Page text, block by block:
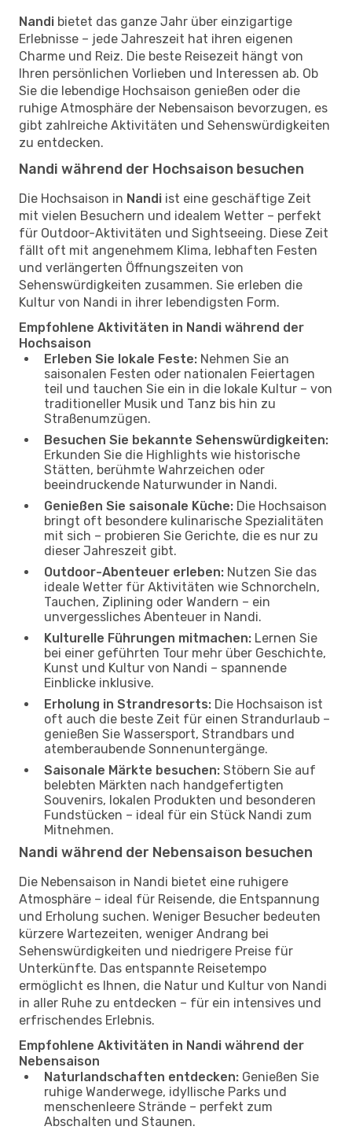
Nandi bietet das ganze Jahr über einzigartige
Erlebnisse – jede Jahreszeit hat ihren eigenen
Charme und Reiz. Die beste Reisezeit hängt von
Ihren persönlichen Vorlieben und Interessen ab. Ob
Sie die lebendige Hochsaison genießen oder die
ruhige Atmosphäre der Nebensaison bevorzugen, es
gibt zahlreiche Aktivitäten und Sehenswürdigkeiten
zu entdecken.
Nandi während der Hochsaison besuchen
Die Hochsaison in Nandi ist eine geschäftige Zeit
mit vielen Besuchern und idealem Wetter – perfekt
für Outdoor-Aktivitäten und Sightseeing. Diese Zeit
fällt oft mit angenehmem Klima, lebhaften Festen
und verlängerten Öffnungszeiten von
Sehenswürdigkeiten zusammen. Sie erleben die
Kultur von Nandi in ihrer lebendigsten Form.
Empfohlene Aktivitäten in Nandi während der
Hochsaison
Erleben Sie lokale Feste: Nehmen Sie an
saisonalen Festen oder nationalen Feiertagen
teil und tauchen Sie ein in die lokale Kultur – von
traditioneller Musik und Tanz bis hin zu
Straßenumzügen.
Besuchen Sie bekannte Sehenswürdigkeiten:
Erkunden Sie die Highlights wie historische
Stätten, berühmte Wahrzeichen oder
beeindruckende Naturwunder in Nandi.
Genießen Sie saisonale Küche: Die Hochsaison
bringt oft besondere kulinarische Spezialitäten
mit sich – probieren Sie Gerichte, die es nur zu
dieser Jahreszeit gibt.
Outdoor-Abenteuer erleben: Nutzen Sie das
ideale Wetter für Aktivitäten wie Schnorcheln,
Tauchen, Ziplining oder Wandern – ein
unvergessliches Abenteuer in Nandi.
Kulturelle Führungen mitmachen: Lernen Sie
bei einer geführten Tour mehr über Geschichte,
Kunst und Kultur von Nandi – spannende
Einblicke inklusive.
Erholung in Strandresorts: Die Hochsaison ist
oft auch die beste Zeit für einen Strandurlaub –
genießen Sie Wassersport, Strandbars und
atemberaubende Sonnenuntergänge.
Saisonale Märkte besuchen: Stöbern Sie auf
belebten Märkten nach handgefertigten
Souvenirs, lokalen Produkten und besonderen
Fundstücken – ideal für ein Stück Nandi zum
Mitnehmen.
Nandi während der Nebensaison besuchen
Die Nebensaison in Nandi bietet eine ruhigere
Atmosphäre – ideal für Reisende, die Entspannung
und Erholung suchen. Weniger Besucher bedeuten
kürzere Wartezeiten, weniger Andrang bei
Sehenswürdigkeiten und niedrigere Preise für
Unterkünfte. Das entspannte Reisetempo
ermöglicht es Ihnen, die Natur und Kultur von Nandi
in aller Ruhe zu entdecken – für ein intensives und
erfrischendes Erlebnis.
Empfohlene Aktivitäten in Nandi während der
Nebensaison
Naturlandschaften entdecken: Genießen Sie
ruhige Wanderwege, idyllische Parks und
menschenleere Strände – perfekt zum
Abschalten und Staunen.